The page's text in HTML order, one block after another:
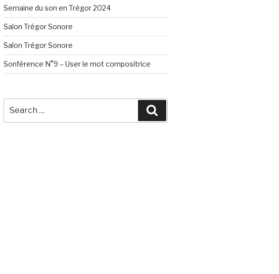
Semaine du son en Trégor 2024
Salon Trégor Sonore
Salon Trégor Sonore
Sonférence N°9 – User le mot compositrice
for: